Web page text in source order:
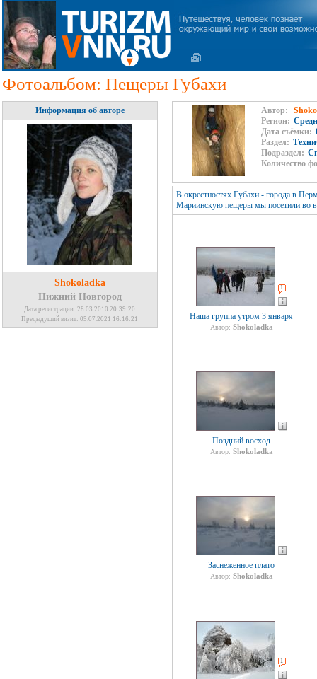
Фотоальбом: Пещеры Губахи
Информация об авторе
Shokoladka
Нижний Новгород
Дата регистрации: 28.03.2010 20:39:20
Предыдущий визит: 05.07.2021 16:16:21
Автор:
Регион:
Дата съёмки:
Раздел:
Подраздел:
Количество
В окрестностях Губахи - города в
Мариинскую пещеры мы посетили во
1
Наша группа утром 3 января
Автор: Shokoladka
Поздний восход
Автор: Shokoladka
Заснеженное плато
Автор: Shokoladka
1